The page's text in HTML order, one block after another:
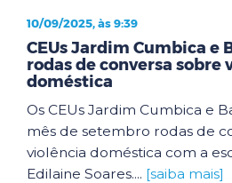
10/09/2025, às 9:39
CEUs Jardim Cumbica e
rodas de conversa sobre
doméstica
Os CEUs Jardim Cumbica e
mês de setembro rodas de
violência doméstica com a
Edilaine Soares.... [saiba mais]